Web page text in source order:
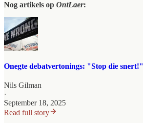
Nog artikels op OntLaer:
Onegte debatvertonings: "Stop die snert!"
Nils Gilman
·
September 18, 2025
Read full story